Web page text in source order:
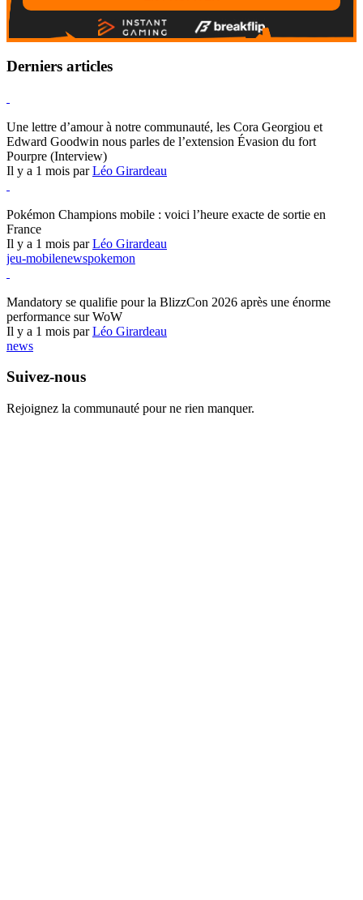
Derniers articles
Une lettre d’amour à notre communauté, les Cora Georgiou et
Edward Goodwin nous parles de l’extension Évasion du fort
Pourpre (Interview)
Il y a 1 mois parLéo Girardeau
Pokémon Champions mobile : voici l’heure exacte de sortie en
France
Il y a 1 mois parLéo Girardeau
jeu-mobilenewspokemon
Mandatory se qualifie pour la BlizzCon 2026 après une énorme
performance sur WoW
Il y a 1 mois parLéo Girardeau
news
Suivez-nous
Rejoignez la communauté pour ne rien manquer.